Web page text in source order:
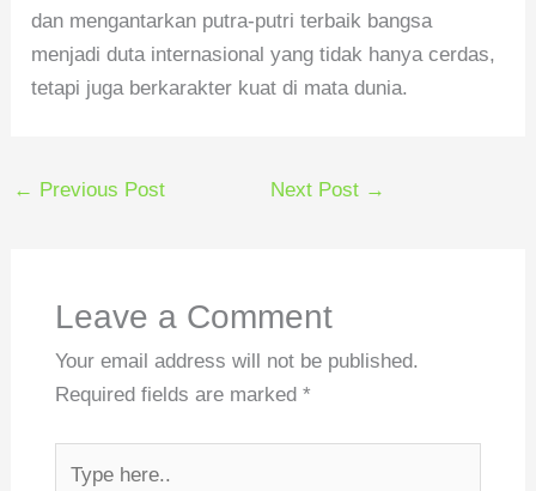
dan mengantarkan putra-putri terbaik bangsa
menjadi duta internasional yang tidak hanya cerdas,
tetapi juga berkarakter kuat di mata dunia.
← Previous Post Next Post →
Leave a Comment
Your email address will not be published.
Required fields are marked *